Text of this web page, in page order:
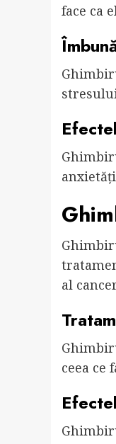
face ca
al
ceea ce